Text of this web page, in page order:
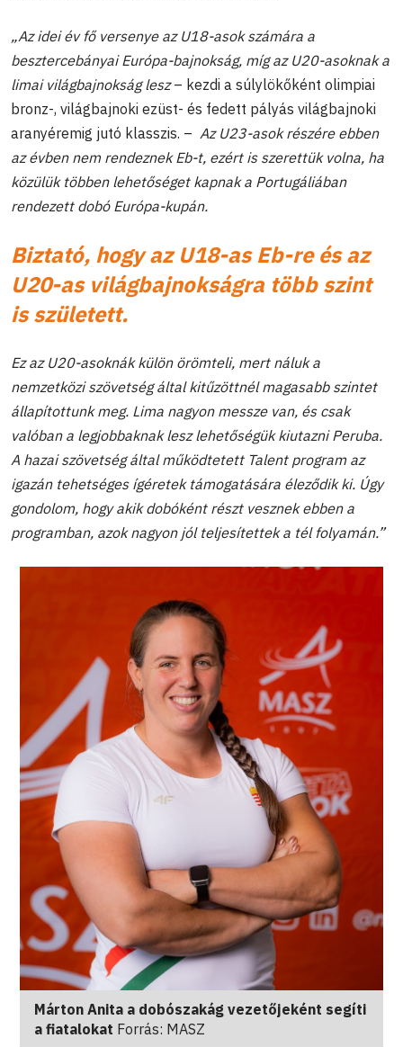
„Az idei év fő versenye az U18-asok számára a
besztercebányai Európa-bajnokság, míg az U20-asoknak a
limai világbajnokság lesz– kezdi a súlylökőként olimpiai
bronz-, világbajnoki ezüst- és fedett pályás világbajnoki
aranyéremig jutó klasszis. – Az U23-asok részére ebben
az évben nem rendeznek Eb-t, ezért is szerettük volna, ha
közülük többen lehetőséget kapnak a Portugáliában
rendezett dobó Európa-kupán.
Biztató, hogy az U18-as Eb-re és az
U20-as világbajnokságra több szint
is született.
Ez az U20-asoknák külön örömteli, mert náluk a
nemzetközi szövetség által kitűzöttnél magasabb szintet
állapítottunk meg. Lima nagyon messze van, és csak
valóban a legjobbaknak lesz lehetőségük kiutazni Peruba.
A hazai szövetség által működtetett Talent program az
igazán tehetséges ígéretek támogatására éleződik ki. Úgy
gondolom, hogy akik dobóként részt vesznek ebben a
programban, azok nagyon jól teljesítettek a tél folyamán.”
Márton Anita a dobószakág vezetőjeként segíti
a fiatalokat Forrás: MASZ